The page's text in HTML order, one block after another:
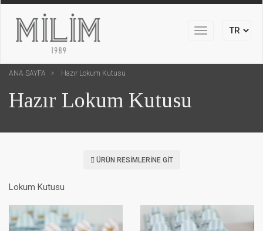
Toggle
ANA SAYFA Hazır Lokum Kutusu
Hazır Lokum Kutusu
ÜRÜN RESIMLERINE GIT
Lokum Kutusu